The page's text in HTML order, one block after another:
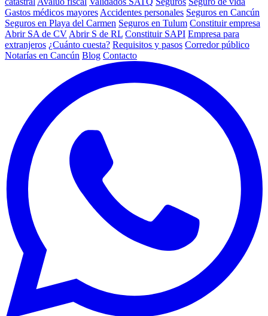
Gastos médicos mayores Accidentes personales Seguros en Cancún
Seguros en Playa del Carmen Seguros en Tulum Constituir empresa
Abrir SA de CV Abrir S de RL Constituir SAPI Empresa para
extranjeros ¿Cuánto cuesta? Requisitos y pasos Corredor público
Notarías en Cancún Blog Contacto